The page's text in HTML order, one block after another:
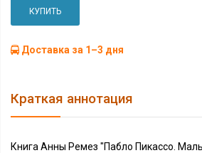
КУПИТЬ
Доставка за 1–3 дня
Краткая аннотация
Книга Анны Ремез "Пабло Пикассо.